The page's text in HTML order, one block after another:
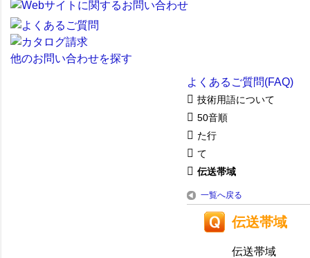
他のお問い合わせを探す
よくあるご質問(FAQ)
技術用語について
50音順
た行
て
伝送帯域
一覧へ戻る
伝送帯域
伝送帯域